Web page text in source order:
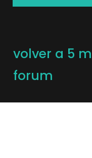
volver a 5
forum